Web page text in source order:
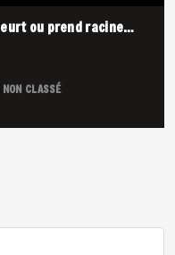
ou prend racine…
NON CLASSÉ